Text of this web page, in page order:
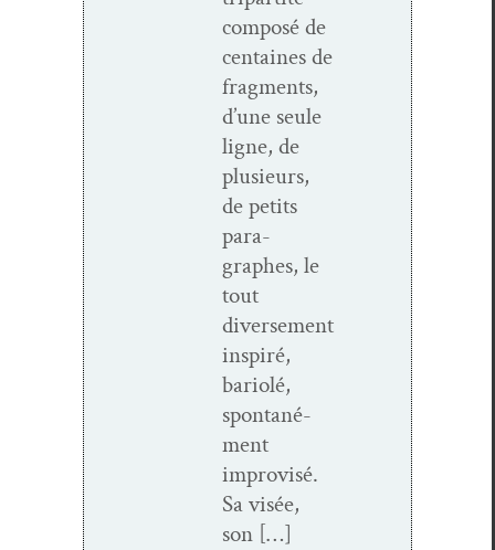
com­posé de
cen­taines de
frag­ments,
d’une seule
ligne, de
plusieurs,
de petits
para­
graphes, le
tout
diverse­ment
inspiré,
bar­i­olé,
spon­tané­
ment
impro­visé.
Sa visée,
son […]